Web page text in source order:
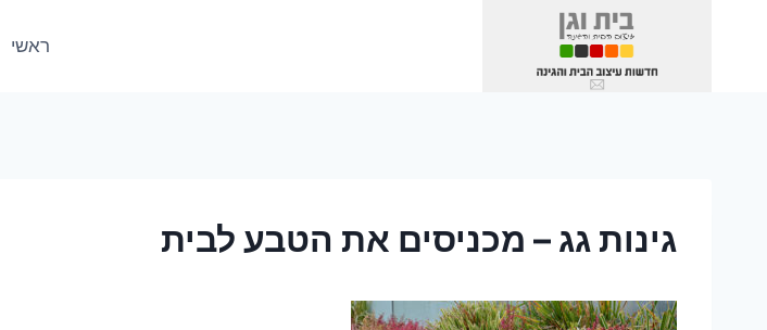
ראשי
גינות גג – מכניסים את הטבע לבית